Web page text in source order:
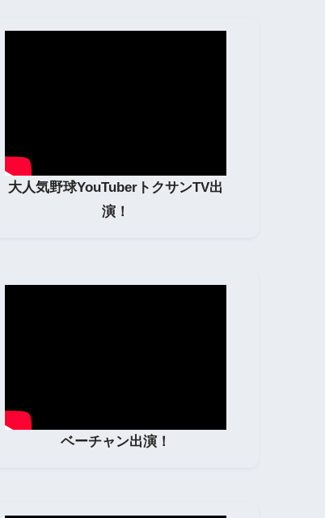
大人気野球YouTuberトクサンTV出
演！
ベーチャン出演！